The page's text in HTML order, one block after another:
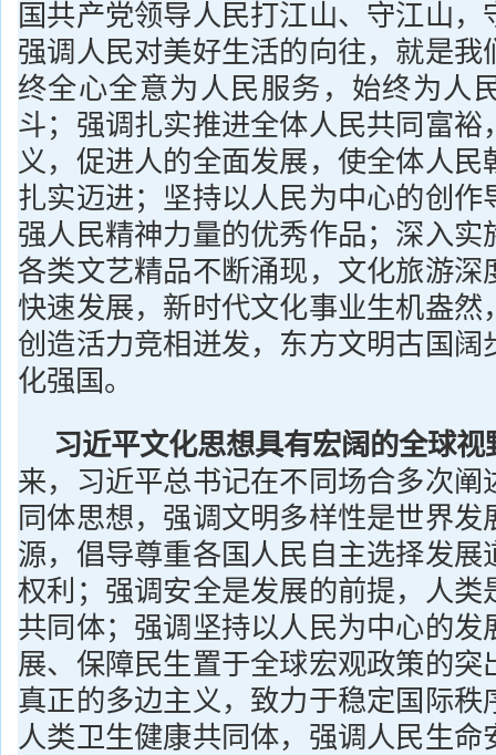
国共产党领导人民打江山、守江山，
强调人民对美好生活的向往，就是我
终全心全意为人民服务，始终为人
斗；强调扎实推进全体人民共同富裕
义，促进人的全面发展，使全体人民
扎实迈进；坚持以人民为中心的创作
强人民精神力量的优秀作品；深入实
各类文艺精品不断涌现，文化旅游深
快速发展，新时代文化事业生机盎然
创造活力竞相迸发，东方文明古国阔
化强国。
习近平文化思想具有宏阔的全球视
来，习近平总书记在不同场合多次阐
同体思想，强调文明多样性是世界发
源，倡导尊重各国人民自主选择发展
权利；强调安全是发展的前提，人类
共同体；强调坚持以人民为中心的发
展、保障民生置于全球宏观政策的突
真正的多边主义，致力于稳定国际秩
人类卫生健康共同体，强调人民生命